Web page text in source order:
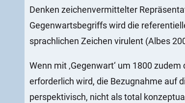
Denken zeichenvermittelter
Gegenwartsbegriffs wird die
sprachlichen Zeichen virulent (Albes
Wenn mit ‚Gegenwart‘ um 1800
erforderlich wird, die Bezugnahme auf
perspektivisch, nicht als total